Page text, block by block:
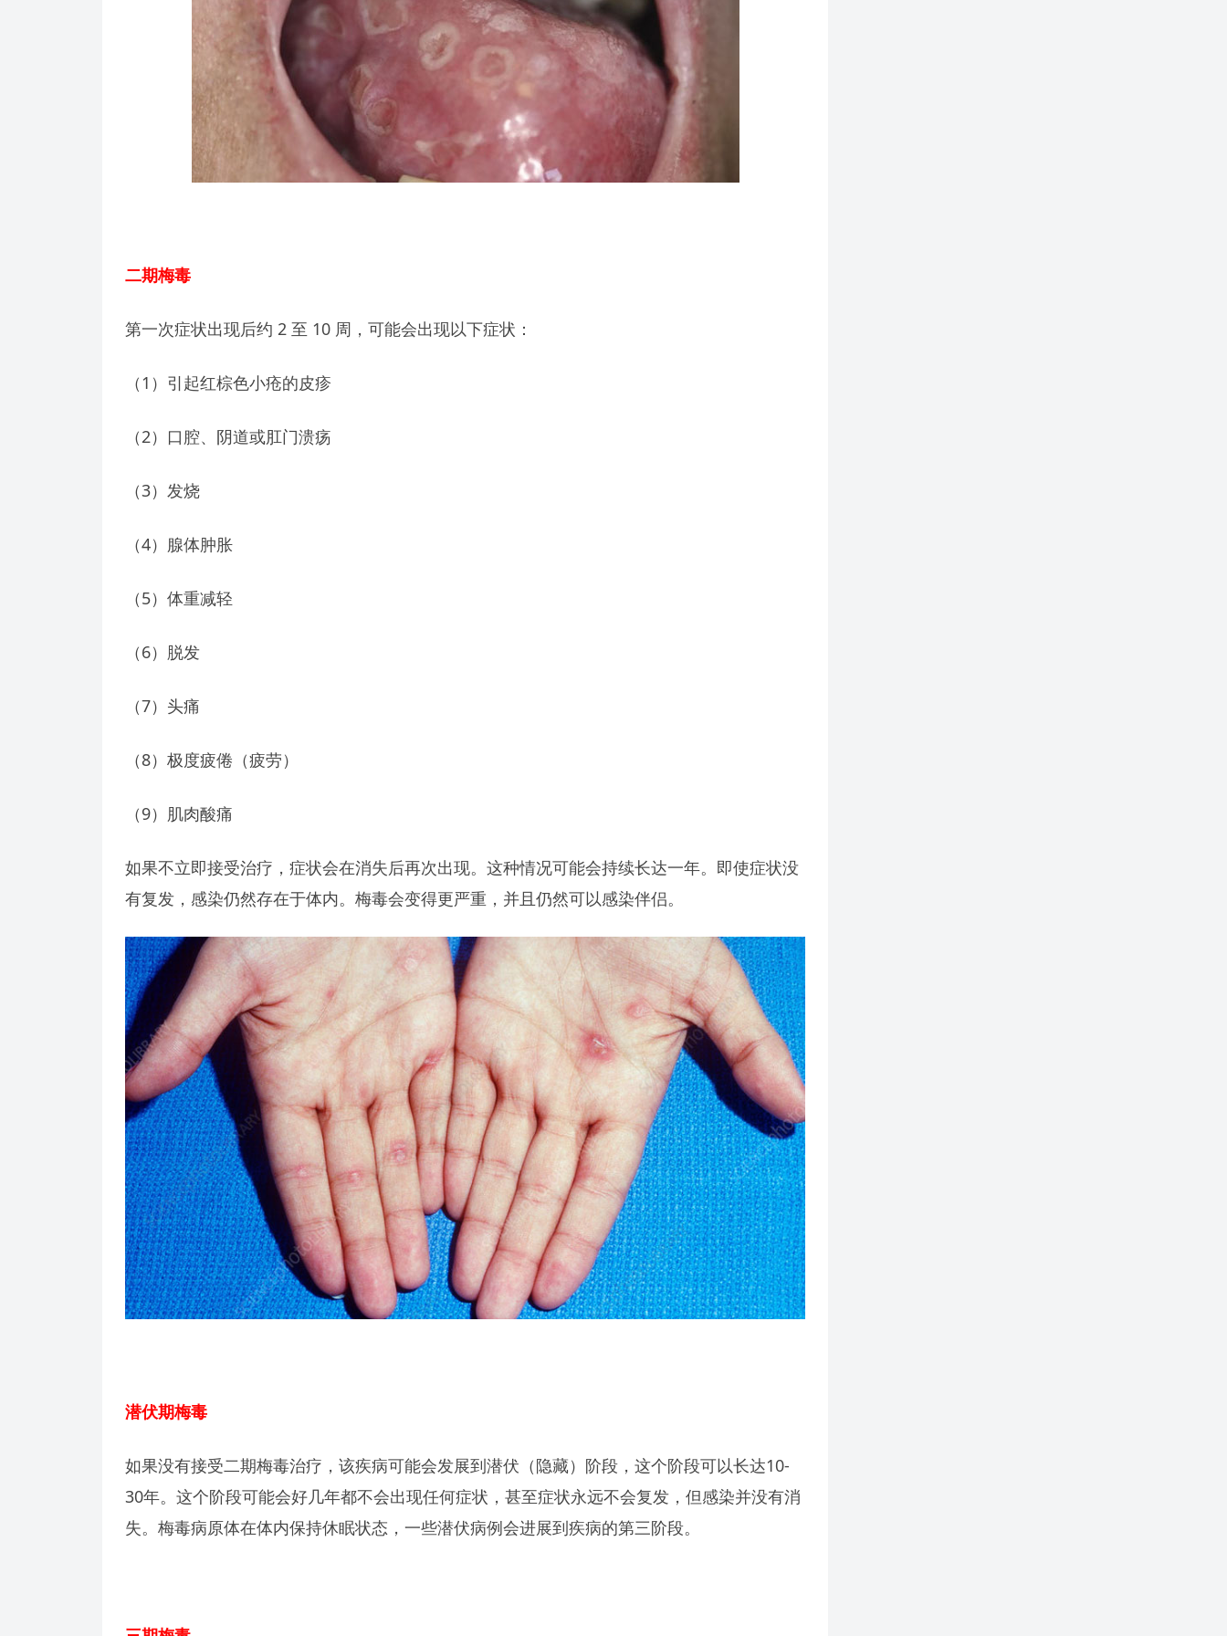
二期梅毒
第一次症状出现后约 2 至 10 周，可能会出现以下症状：
（1）引起红棕色小疮的皮疹
（2）口腔、阴道或肛门溃疡
（3）发烧
（4）腺体肿胀
（5）体重减轻
（6）脱发
（7）头痛
（8）极度疲倦（疲劳）
（9）肌肉酸痛
如果不立即接受治疗，症状会在消失后再次出现。这种情况可能会持续长达一年。即使症状没
有复发，感染仍然存在于体内。梅毒会变得更严重，并且仍然可以感染伴侣。
潜伏期梅毒
如果没有接受二期梅毒治疗，该疾病可能会发展到潜伏（隐藏）阶段，这个阶段可以长达10-
30年。这个阶段可能会好几年都不会出现任何症状，甚至症状永远不会复发，但感染并没有消
失。梅毒病原体在体内保持休眠状态，一些潜伏病例会进展到疾病的第三阶段。